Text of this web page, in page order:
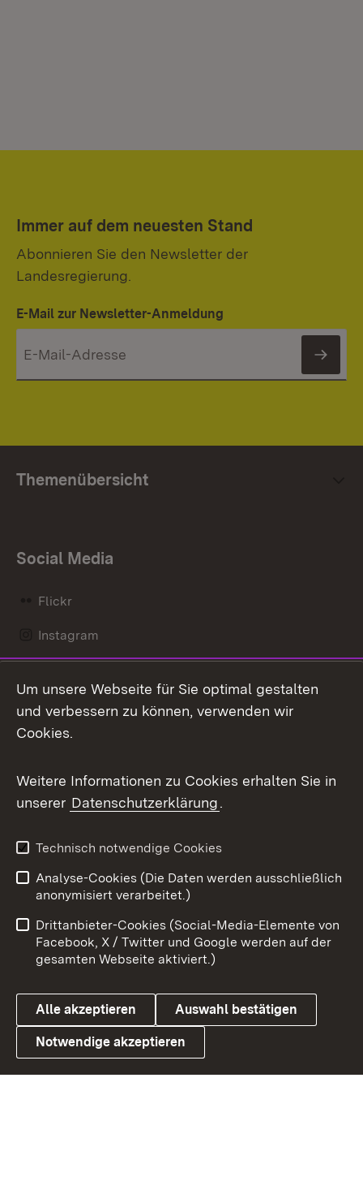
Immer auf dem neuesten Stand
Abonnieren Sie den Newsletter der
Landesregierung.
E-Mail zur Newsletter-Anmeldung
Themenübersicht
Social Media
Flickr
Instagram
Mastodon
Messenger
Social Wall
X / Twitter
Youtube
Link zum Landesportal
Benutzungshinweise
Barrierefreiheit
Datenschutz
Cookies
Um unsere Webseite für Sie optimal gestalten
und verbessern zu können, verwenden wir
Cookies.
Weitere Informationen zu Cookies erhalten Sie in
unserer Datenschutzerklärung.
Technisch notwendige Cookies
Analyse-Cookies (Die Daten werden ausschließlich
anonymisiert verarbeitet.)
Drittanbieter-Cookies (Social-Media-Elemente von
Facebook, X / Twitter und Google werden auf der
gesamten Webseite aktiviert.)
Alle akzeptieren Auswahl bestätigen
Notwendige akzeptieren